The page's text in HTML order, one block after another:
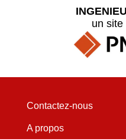
un site
Contactez-nous
A propos